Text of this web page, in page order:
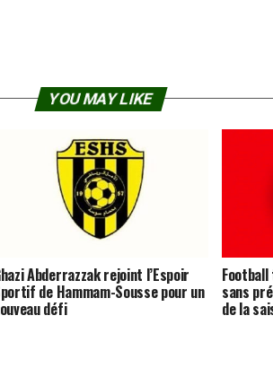
YOU MAY LIKE
Abderrazzak rejoint l’Espoir
de Hammam-Sousse pour un
défi
sans
de la